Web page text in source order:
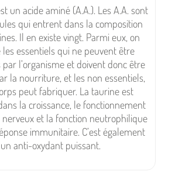
un acide aminé (A.A.). Les A.A. sont
qui entrent dans la composition
Il en existe vingt. Parmi eux, on
essentiels qui ne peuvent être
l’organisme et doivent donc être
la nourriture, et les non essentiels,
peut fabriquer. La taurine est
la croissance, le fonctionnement
et la fonction neutrophilique
immunitaire. C’est également
un anti-oxydant puissant.